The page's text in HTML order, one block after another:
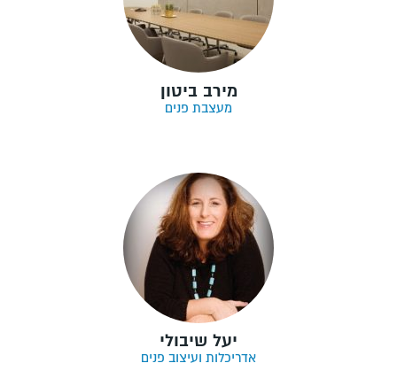
מירב ביטון
מעצבת פנים
יעל שיבולי
אדריכלות ועיצוב פנים